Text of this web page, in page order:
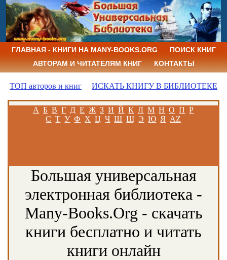
ГЛАВНАЯ - КНИГИ НА MANY-BOOKS.ORG
ПОИСК КНИГ
АВТОРАМ И ЧИТАТЕЛЯМ КНИГ
КОНТАКТЫ
ТОП авторов и книг ИСКАТЬ КНИГУ В БИБЛИОТЕКЕ
А Б В Г Д Е Ж З И Й К Л М Н О П Р
С Т У Ф Х Ц Ч Ш Щ Э Ю Я AZ
Большая универсальная
электронная библиотека -
Many-Books.Org - скачать
книги бесплатно и читать
книги онлайн